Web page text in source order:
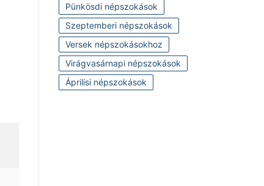
Pünkösdi népszokások
Szeptemberi népszokások
Versek népszokásokhoz
Virágvasárnapi népszokások
Áprilisi népszokások